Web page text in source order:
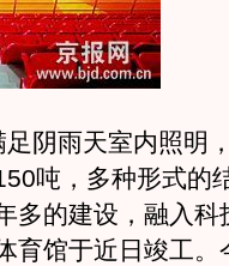
阴雨天室内照明
吨，多种形式的
的建设，融入科
育馆于近日竣工。